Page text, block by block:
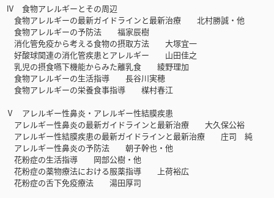
Ⅳ 食物アレルギーとその周辺
食物アレルギーの最新ガイドラインと最新治療 北村勝誠・他
食物アレルギーの予防法 福家辰樹
消化管免疫から考える食物の摂取方法 大塚宜一
好酸球関連の消化管疾患とアレルギー 山田佳之
乳児の摂食嚥下機能からみた離乳食 綾野理加
食物アレルギーの生活指導 長谷川実穂
食物アレルギーの栄養食事指導 楳村春江
Ⅴ アレルギー性鼻炎・アレルギー性結膜疾患
アレルギー性鼻炎の最新ガイドラインと最新治療 大久保公裕
アレルギー性結膜疾患の最新ガイドラインと最新治療 庄司 純
アレルギー性鼻炎の予防法 朝子幹也・他
花粉症の生活指導 岡部公樹・他
花粉症の薬物療法における服薬指導 上荷裕広
花粉症の舌下免疫療法 湯田厚司